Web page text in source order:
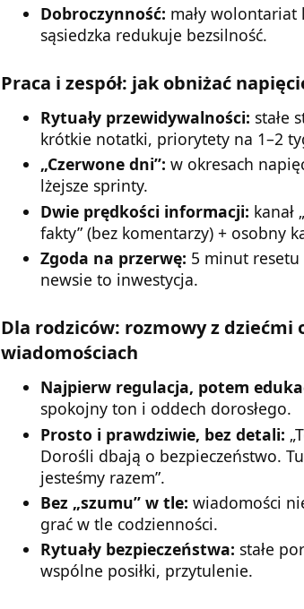
Dobroczynność: mały
sąsiedzka redukuje bezsilność.
Praca i zespół: jak obniżać
Rytuały przewidywalności: stałe
krótkie notatki, priorytety na 1–2
„Czerwone dni”: w okresach
lżejsze sprinty.
Dwie prędkości informacji: kanał
fakty” (bez komentarzy) + osobny
Zgoda na przerwę: 5 minut
newsie to inwestycja.
Dla rodziców: rozmowy z dziećmi
wiadomościach
Najpierw regulacja, potem
spokojny ton i oddech dorosłego.
Prosto i prawdziwie, bez detali:
Dorośli dbają o bezpieczeństwo.
jesteśmy razem”.
Bez „szumu” w tle: wiadomości
grać w tle codzienności.
Rytuały bezpieczeństwa: stałe
wspólne posiłki, przytulenie.